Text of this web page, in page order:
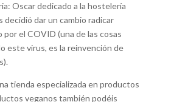
Oscar dedicado a la hostelería
decidió dar un cambio radicar
por el COVID (una de las cosas
este virus, es la reinvención de
tienda especializada en productos
veganos también podéis